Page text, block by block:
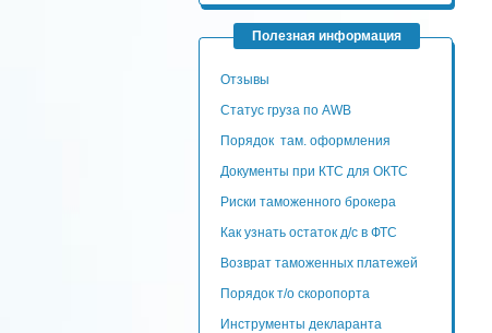
Полезная информация
Отзывы
Статус груза по AWB
Порядок там. оформления
Документы при КТС для ОКТС
Риски таможенного брокера
Как узнать остаток д/с в ФТС
Возврат таможенных платежей
Порядок т/о скоропорта
Инструменты декларанта